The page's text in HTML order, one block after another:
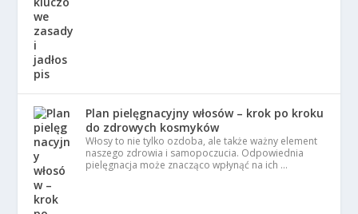
Plan pielęgnacyjny włosów – krok po kroku
do zdrowych kosmyków
Włosy to nie tylko ozdoba, ale także ważny element
naszego zdrowia i samopoczucia. Odpowiednia
pielęgnacja może znacząco wpłynąć na ich …